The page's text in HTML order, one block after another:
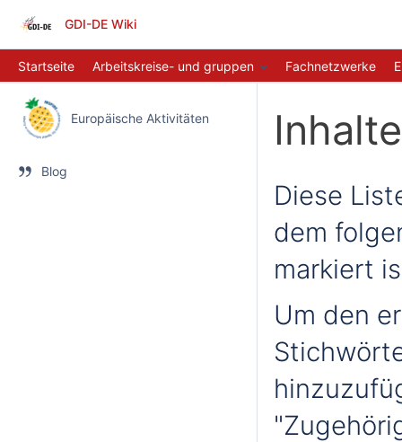
GDI-DE Wiki
Startseite Arbeitskreise- und gruppen Fachnetzwerke
Europäische Aktivitäten
Blog
Diese
dem
markiert
Um den